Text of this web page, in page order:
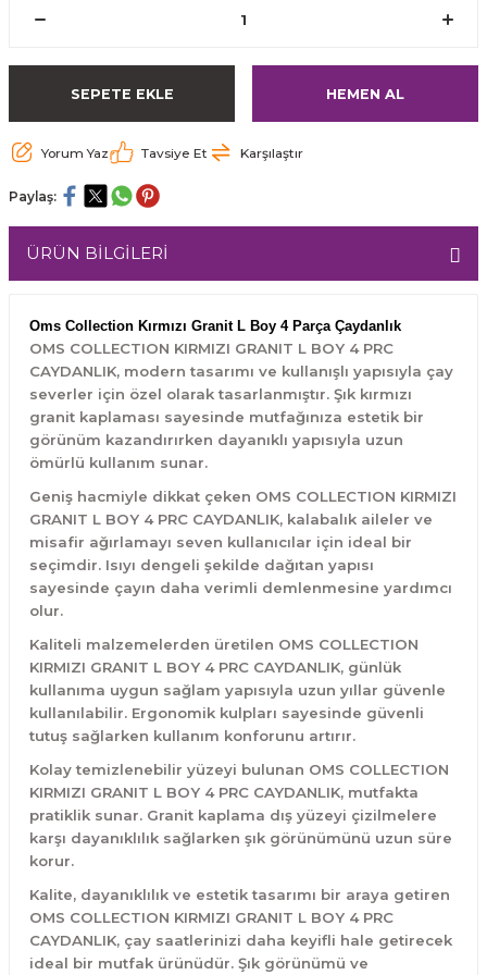
SEPETE EKLE HEMEN AL
Yorum Yaz Tavsiye Et Karşılaştır
Paylaş:
ÜRÜN BİLGİLERİ
Oms Collection Kırmızı Granit L Boy 4 Parça Çaydanlık
OMS COLLECTION KIRMIZI GRANIT L BOY 4 PRC
CAYDANLIK, modern tasarımı ve kullanışlı yapısıyla çay
severler için özel olarak tasarlanmıştır. Şık kırmızı
granit kaplaması sayesinde mutfağınıza estetik bir
görünüm kazandırırken dayanıklı yapısıyla uzun
ömürlü kullanım sunar.
Geniş hacmiyle dikkat çeken OMS COLLECTION KIRMIZI
GRANIT L BOY 4 PRC CAYDANLIK, kalabalık aileler ve
misafir ağırlamayı seven kullanıcılar için ideal bir
seçimdir. Isıyı dengeli şekilde dağıtan yapısı
sayesinde çayın daha verimli demlenmesine yardımcı
olur.
Kaliteli malzemelerden üretilen OMS COLLECTION
KIRMIZI GRANIT L BOY 4 PRC CAYDANLIK, günlük
kullanıma uygun sağlam yapısıyla uzun yıllar güvenle
kullanılabilir. Ergonomik kulpları sayesinde güvenli
tutuş sağlarken kullanım konforunu artırır.
Kolay temizlenebilir yüzeyi bulunan OMS COLLECTION
KIRMIZI GRANIT L BOY 4 PRC CAYDANLIK, mutfakta
pratiklik sunar. Granit kaplama dış yüzeyi çizilmelere
karşı dayanıklılık sağlarken şık görünümünü uzun süre
korur.
Kalite, dayanıklılık ve estetik tasarımı bir araya getiren
OMS COLLECTION KIRMIZI GRANIT L BOY 4 PRC
CAYDANLIK, çay saatlerinizi daha keyifli hale getirecek
ideal bir mutfak ürünüdür. Şık görünümü ve